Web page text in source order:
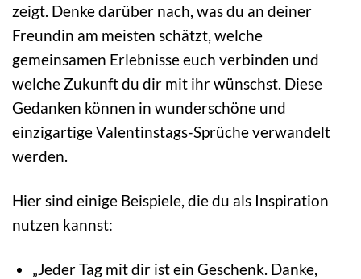
zeigt. Denke darüber nach, was du an deiner
Freundin am meisten schätzt, welche
gemeinsamen Erlebnisse euch verbinden und
welche Zukunft du dir mit ihr wünschst. Diese
Gedanken können in wunderschöne und
einzigartige Valentinstags-Sprüche verwandelt
werden.
Hier sind einige Beispiele, die du als Inspiration
nutzen kannst:
„Jeder Tag mit dir ist ein Geschenk. Danke,